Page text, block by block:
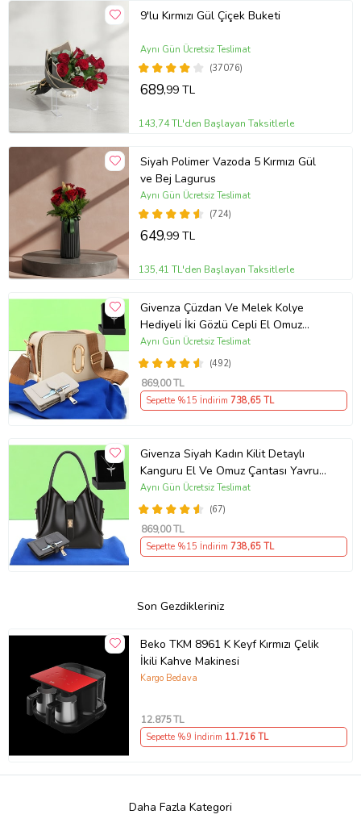
9'lu Kırmızı Gül Çiçek Buketi
(37076)
Aynı Gün Ücretsiz Teslimat
689,99 TL
143,74 TL'den Başlayan Taksitlerle
Siyah Polimer Vazoda 5 Kırmızı Gül
ve Bej Lagurus
(724)
Aynı Gün Ücretsiz Teslimat
649,99 TL
135,41 TL'den Başlayan Taksitlerle
Givenza Çüzdan Ve Melek Kolye
Hediyeli İki Gözlü Cepli El Omuz
Çanta (Krem)
(492)
Aynı Gün Ücretsiz Teslimat
869,00 TL
Sepette %15 İndirim 738,65 TL
Givenza Siyah Kadın Kilit Detaylı
Kanguru El Ve Omuz Çantası Yavru
Çantalı Cüzdan Ve Kolye Hediyeli
(67)
Aynı Gün Ücretsiz Teslimat
869,00 TL
Sepette %15 İndirim 738,65 TL
Son Gezdikleriniz
Beko TKM 8961 K Keyf Kırmızı Çelik
İkili Kahve Makinesi
Kargo Bedava
12.875TL
Sepette %9 İndirim 11.716TL
Daha Fazla Kategori